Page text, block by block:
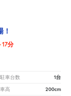
17分
駐車台数 1台
車高 200cm